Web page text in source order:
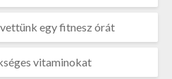
egy fitnesz órát
vitaminokat